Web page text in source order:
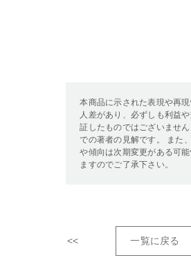
本商品に示された表現や再
人差があり、必ずしも利益
証したものではございませ
での著者の見解です。 また
や傾向は次期変更がある可能
ますのでご了承下さい。
<< 一覧に戻る